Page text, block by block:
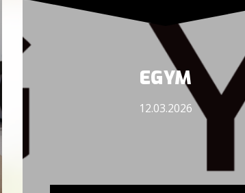
EGYM
12.03.2026